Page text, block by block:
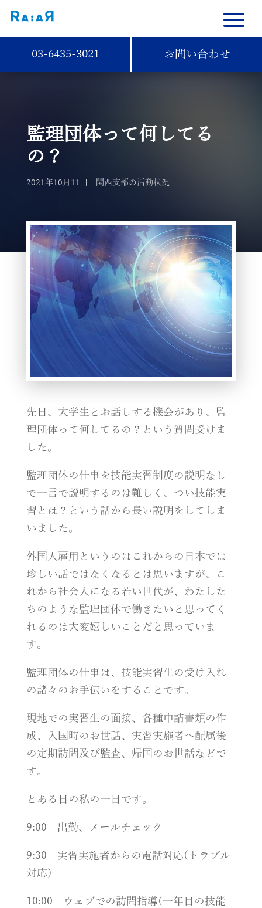
03-6435-3021 お問い合わせ
監理団体って何してる
の？
2021年10月11日 関西支部の活動状況
先日、大学生とお話しする機会があり、監
理団体って何してるの？という質問受けま
した。
監理団体の仕事を技能実習制度の説明なし
で一言で説明するのは難しく、つい技能実
習とは？という話から長い説明をしてしま
いました。
外国人雇用というのはこれからの日本では
珍しい話ではなくなるとは思いますが、こ
れから社会人になる若い世代が、わたした
ちのような監理団体で働きたいと思ってく
れるのは大変嬉しいことだと思っていま
す。
監理団体の仕事は、技能実習生の受け入れ
の諸々のお手伝いをすることです。
現地での実習生の面接、各種申請書類の作
成、入国時のお世話、実習実施者へ配属後
の定期訪問及び監査、帰国のお世話などで
す。
とある日の私の一日です。
9:00 出勤、メールチェック
9:30 実習実施者からの電話対応( トラブル
対応)
10:00 ウェブでの訪問指導(一年目の技能